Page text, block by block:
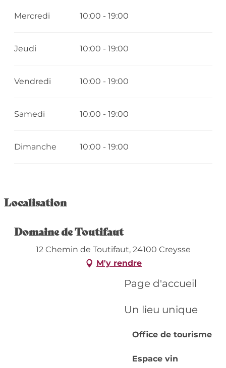
Page d'accueil
Un lieu unique
Office de tourisme
Espace vin
Mercredi 10:00 - 19:00
Jeudi 10:00 - 19:00
Vendredi 10:00 - 19:00
Samedi 10:00 - 19:00
Dimanche 10:00 - 19:00
Localisation
Domaine de Toutifaut
12 Chemin de Toutifaut, 24100 Creysse
M'y rendre